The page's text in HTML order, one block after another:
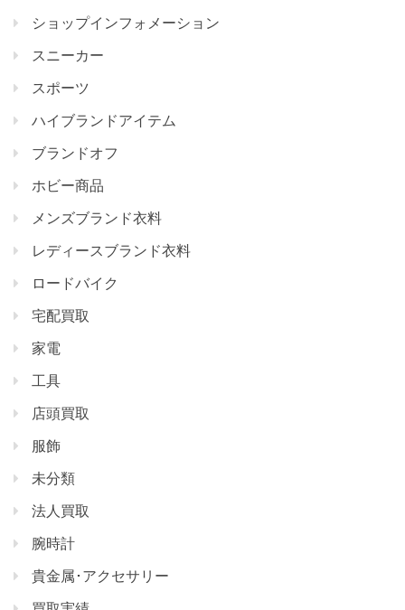
ショップインフォメーション
スニーカー
スポーツ
ハイブランドアイテム
ブランドオフ
ホビー商品
メンズブランド衣料
レディースブランド衣料
ロードバイク
宅配買取
家電
工具
店頭買取
服飾
未分類
法人買取
腕時計
貴金属･アクセサリー